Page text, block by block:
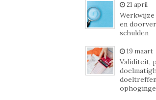
21 april
en
schulden
19 maart
Validiteit,